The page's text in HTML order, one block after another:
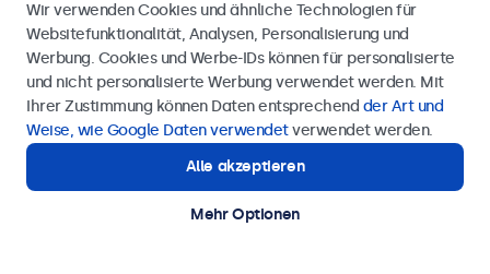
593,81 € inkl. MwSt.
Ansehen
In den Warenkorb
Anfrage senden
Rufen Sie uns an unter0211 38 78 95 62
Benötigen Sie Unterstützung?
Kontaktieren Sie uns!
Wir verwenden Cookies und ähnliche Technologien für
Websitefunktionalität, Analysen, Personalisierung und
Werbung. Cookies und Werbe-IDs können für personalisierte
und nicht personalisierte Werbung verwendet werden. Mit
Ihrer Zustimmung können Daten entsprechend der Art und
Weise, wie Google Daten verwendetverwendet werden.
Alle akzeptieren
Mehr Optionen